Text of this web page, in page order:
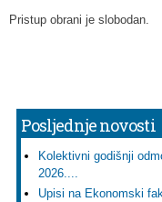
Pristup obrani je slobodan.
Posljednje novosti
Kolektivni godišnji
2026....
Upisi na Ekonomski